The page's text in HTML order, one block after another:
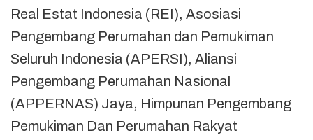
Real Estat Indonesia (REI), Asosiasi
Pengembang Perumahan dan Pemukiman
Seluruh Indonesia (APERSI), Aliansi
Pengembang Perumahan Nasional
(APPERNAS) Jaya, Himpunan Pengembang
Pemukiman Dan Perumahan Rakyat